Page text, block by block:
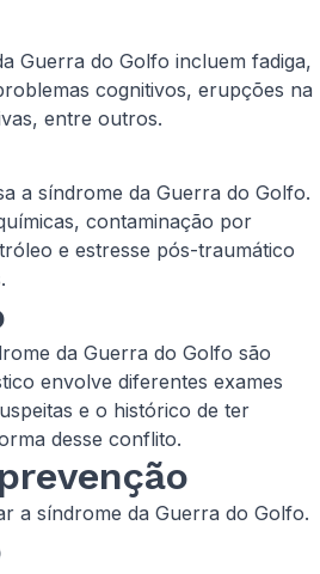
Guerra do Golfo incluem fadiga,
cognitivos, erupções na
entre outros.
a síndrome da Guerra do Golfo.
contaminação por
e estresse pós-traumático
da Guerra do Golfo são
envolve diferentes exames
e o histórico de ter
desse conflito.
a síndrome da Guerra do Golfo.